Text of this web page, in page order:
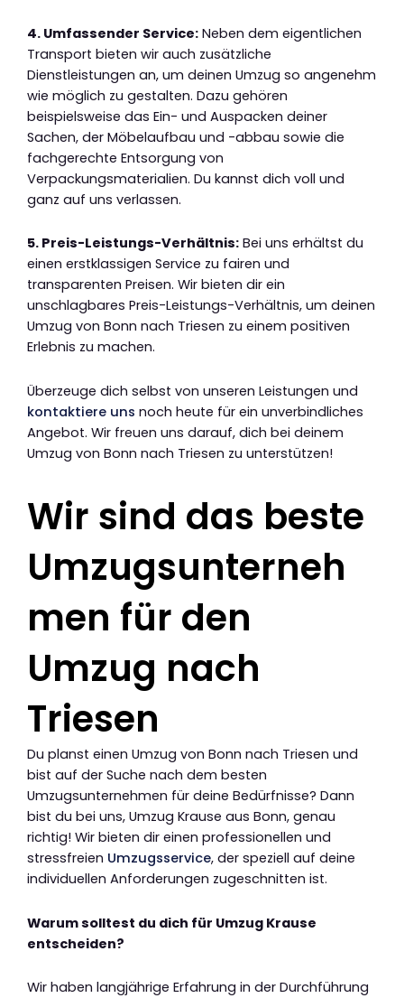
4. Umfassender Service: Neben dem eigentlichen
Transport bieten wir auch zusätzliche
Dienstleistungen an, um deinen Umzug so angenehm
wie möglich zu gestalten. Dazu gehören
beispielsweise das Ein- und Auspacken deiner
Sachen, der Möbelaufbau und -abbau sowie die
fachgerechte Entsorgung von
Verpackungsmaterialien. Du kannst dich voll und
ganz auf uns verlassen.
5. Preis-Leistungs-Verhältnis: Bei uns erhältst du
einen erstklassigen Service zu fairen und
transparenten Preisen. Wir bieten dir ein
unschlagbares Preis-Leistungs-Verhältnis, um deinen
Umzug von Bonn nach Triesen zu einem positiven
Erlebnis zu machen.
Überzeuge dich selbst von unseren Leistungen und
kontaktiere uns noch heute für ein unverbindliches
Angebot. Wir freuen uns darauf, dich bei deinem
Umzug von Bonn nach Triesen zu unterstützen!
Wir sind das beste
Umzugsunterneh
men für den
Umzug nach
Triesen
Du planst einen Umzug von Bonn nach Triesen und
bist auf der Suche nach dem besten
Umzugsunternehmen für deine Bedürfnisse? Dann
bist du bei uns, Umzug Krause aus Bonn, genau
richtig! Wir bieten dir einen professionellen und
stressfreien Umzugsservice, der speziell auf deine
individuellen Anforderungen zugeschnitten ist.
Warum solltest du dich für Umzug Krause
entscheiden?
Wir haben langjährige Erfahrung in der Durchführung